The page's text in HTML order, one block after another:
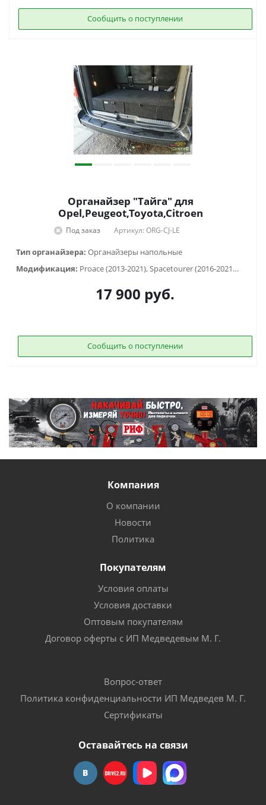
Сообщить о поступлении
Органайзер "Тайга" для
Opel,Peugeot,Toyota,Citroen
Под заказ Артикул: ORG-CJ-LE
Тип органайзера: Органайзеры напольные
Модификация:
Proace (2013-2021), Spacetourer (2016-2021), Traveller (1995-2021), Zafira Life (2019-2021)
17 900 руб.
Сообщить о поступлении
Компания
О компании
Новости
Политика
Покупателям
Условия оплаты
Условия доставки
Оптовым покупателям
Договор оферты с ИП Медведевым М. Г.
Вопрос-ответ
Политика конфиденциальности ИП Медведев М. Г.
Сертификаты
Оставайтесь на связи